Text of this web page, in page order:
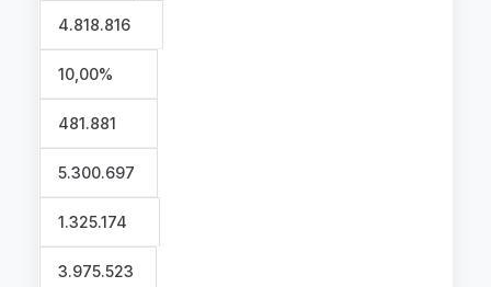
4.818.816
10,00%
481.881
5.300.697
1.325.174
3.975.523